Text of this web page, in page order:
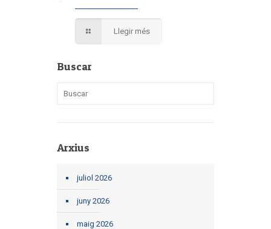
Llegir més
Buscar
Arxius
juliol 2026
juny 2026
maig 2026